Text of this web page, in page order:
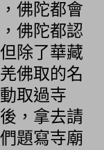
佛陀都會
佛陀都認
除了華藏
佛取的名
取過寺
，拿去請
題寫寺廟